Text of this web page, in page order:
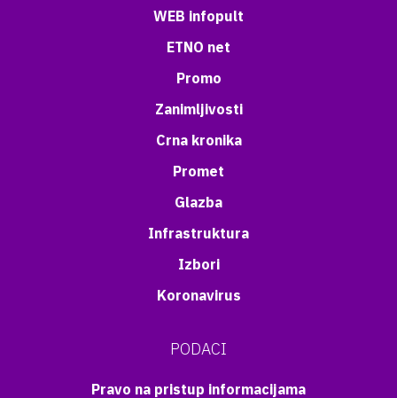
WEB infopult
ETNO net
Promo
Zanimljivosti
Crna kronika
Promet
Glazba
Infrastruktura
Izbori
Koronavirus
PODACI
Pravo na pristup informacijama